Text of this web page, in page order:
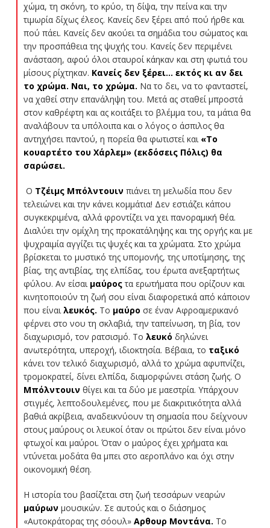
χώμα, τη σκόνη, το κρύο, τη δίψα, την πείνα και την
τιμωρία δίχως έλεος. Κανείς δεν ξέρει από πού ήρθε και
πού πάει. Κανείς δεν ακούει τα σημάδια του σώματος και
την προσπάθεια της ψυχής του. Κανείς δεν περιμένει
ανάσταση, αφού όλοι σταυροί κάηκαν και στη φωτιά του
μίσους ρίχτηκαν. Κανείς δεν ξέρει… εκτός κι αν δει
το χρώμα. Ναι, το χρώμα. Να το δει, να το φανταστεί,
να χαθεί στην επανάληψη του. Μετά ας σταθεί μπροστά
στον καθρέφτη και ας κοιτάξει το βλέμμα του, τα μάτια θα
αναλάβουν τα υπόλοιπα και ο λόγος ο άσπιλος θα
αντηχήσει παντού, η πορεία θα φωτιστεί και «Το
κουαρτέτο του Χάρλεμ» (εκδόσεις Πόλις) θα
σαρώσει.
Ο Τζέιμς Μπόλντουιν πιάνει τη μελωδία που δεν
τελειώνει και την κάνει κομμάτια! Δεν εστιάζει κάπου
συγκεκριμένα, αλλά φροντίζει να χει πανοραμική θέα.
Διαλύει την ομίχλη της προκατάληψης και της οργής και με
ψυχραιμία αγγίζει τις ψυχές και τα χρώματα. Στο χρώμα
βρίσκεται το μυστικό της υπομονής, της υποτίμησης, της
βίας, της αντιβίας, της ελπίδας, του έρωτα ανεξαρτήτως
φύλου. Αν είσαι μαύρος τα ερωτήματα που ορίζουν και
κινητοποιούν τη ζωή σου είναι διαφορετικά από κάποιον
που είναιλευκός. Το μαύρο σε έναν Αφροαμερικανό
φέρνει στο νου τη σκλαβιά, την ταπείνωση, τη βία, τον
διαχωρισμό, τον ρατσισμό. Το λευκό δηλώνει
ανωτερότητα, υπεροχή, ιδιοκτησία. Βέβαια, το ταξικό
κάνει τον τελικό διαχωρισμό, αλλά το χρώμα αφυπνίζει,
τρομοκρατεί, δίνει ελπίδα, διαμορφώνει στάση ζωής. Ο
Μπόλντουιν θίγει και τα δύο με μαεστρία. Υπάρχουν
στιγμές, λεπτοδουλεμένες, που με διακριτικότητα αλλά
βαθιά ακρίβεια, αναδεικνύουν τη σημασία που δείχνουν
στους μαύρους οι λευκοί όταν οι πρώτοι δεν είναι μόνο
φτωχοί και μαύροι. Όταν ο μαύρος έχει χρήματα και
ντύνεται μοδάτα θα μπει στο αεροπλάνο και όχι στην
οικονομική θέση.
Η ιστορία του βασίζεται στη ζωή τεσσάρων νεαρών
μαύρων μουσικών. Σε αυτούς και ο διάσημος
«Αυτοκράτορας της σόουλ» Αρθουρ Μοντάνα. Το